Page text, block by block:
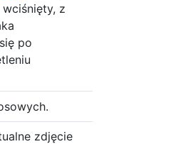
z
po
zdjęcie